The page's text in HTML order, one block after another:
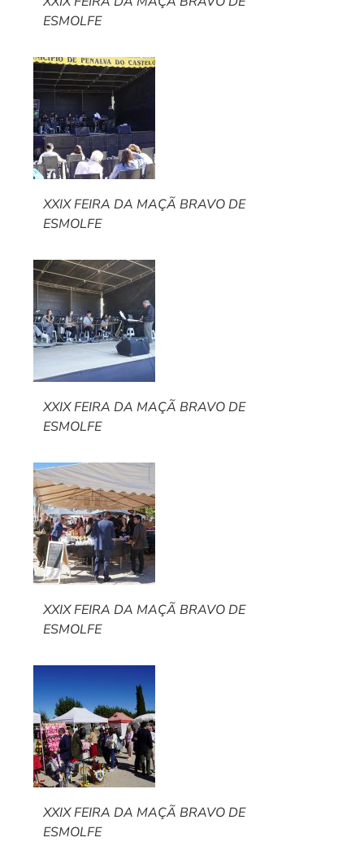
ESMOLFE
XXIX FEIRA DA MAÇÃ BRAVO DE
ESMOLFE
XXIX FEIRA DA MAÇÃ BRAVO DE
ESMOLFE
XXIX FEIRA DA MAÇÃ BRAVO DE
ESMOLFE
XXIX FEIRA DA MAÇÃ BRAVO DE
ESMOLFE